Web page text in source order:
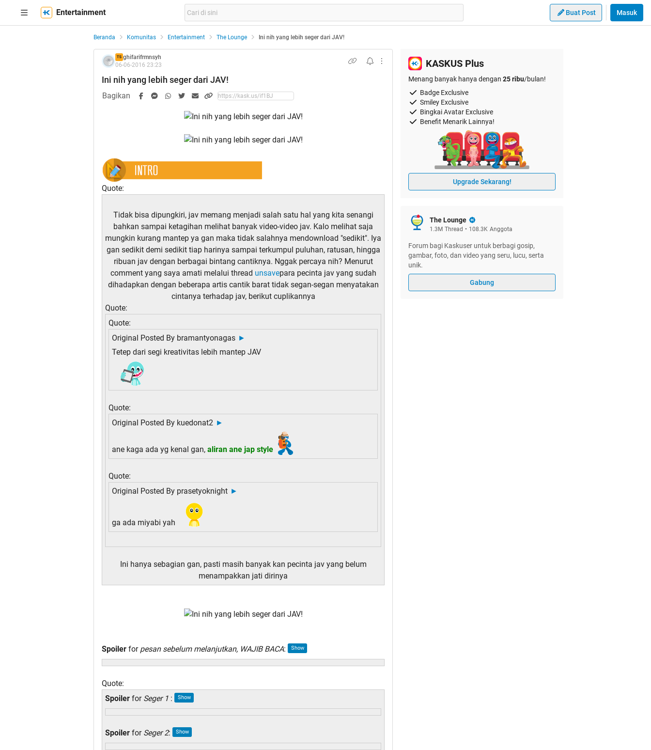
Entertainment Buat Post Masuk
Beranda Komunitas Entertainment The Lounge Ini nih yang lebih seger dari JAV!
TS ghifarifrmnsyh
06-06-2016 23:23
Ini nih yang lebih seger dari JAV!
Bagikan
Quote:
Tidak bisa dipungkiri, jav memang menjadi salah satu hal yang kita senangi
bahkan sampai ketagihan melihat banyak video-video jav. Kalo melihat saja
mungkin kurang mantep ya gan maka tidak salahnya mendownload "sedikit". Iya
gan sedikit demi sedikit tiap harinya sampai terkumpul puluhan, ratusan, hingga
ribuan jav dengan berbagai bintang cantiknya. Nggak percaya nih? Menurut
comment yang saya amati melalui thread unsavepara pecinta jav yang sudah
dihadapkan dengan beberapa artis cantik barat tidak segan-segan menyatakan
cintanya terhadap jav, berikut cuplikannya
Quote:
Quote:
Original Posted By bramantyonagas ►
Tetep dari segi kreativitas lebih mantep JAV
Quote:
Original Posted By kuedonat2 ►
ane kaga ada yg kenal gan, aliran ane jap style
Quote:
Original Posted By prasetyoknight ►
ga ada miyabi yah
Ini hanya sebagian gan, pasti masih banyak kan pecinta jav yang belum
menampakkan jati dirinya
Spoiler for pesan sebelum melanjutkan, WAJIB BACA:
Quote:
Spoiler for Seger 1 :
Spoiler for Seger 2:
KASKUS Plus
Menang banyak hanya dengan 25 ribu/bulan!
Badge Exclusive
Smiley Exclusive
Bingkai Avatar Exclusive
Benefit Menarik Lainnya!
Upgrade Sekarang!
The Lounge
1.3M Thread • 108.3K Anggota
Forum bagi Kaskuser untuk berbagi gosip,
gambar, foto, dan video yang seru, lucu, serta
unik.
Gabung